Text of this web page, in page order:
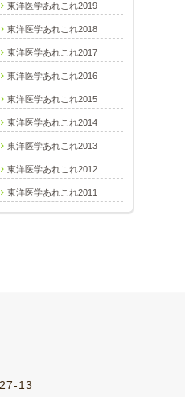
東洋医学あれこれ2019
東洋医学あれこれ2018
東洋医学あれこれ2017
東洋医学あれこれ2016
東洋医学あれこれ2015
東洋医学あれこれ2014
東洋医学あれこれ2013
東洋医学あれこれ2012
東洋医学あれこれ2011
13